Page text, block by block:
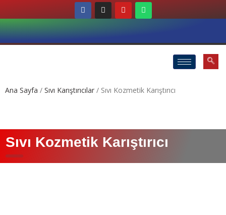
Ana Sayfa / Sıvı Karıştırıcılar / Sıvı Kozmetik Karıştırıcı
Sıvı Kozmetik Karıştırıcı